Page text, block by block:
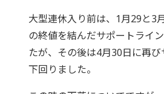
大型連休入り前は、1月29と3
の終値を結んだサポートライ
たが、その後は4月30日に再
下回りました。